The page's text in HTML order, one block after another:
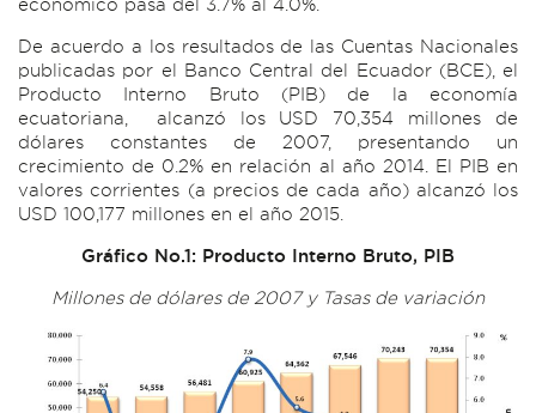
De acuerdo a los resultados de las Cuentas Nacionales
publicadas por el Banco Central del Ecuador (BCE), el
Producto Interno Bruto (PIB) de la economía
ecuatoriana, alcanzó los USD 70,354 millones de
dólares constantes de 2007, presentando un
crecimiento de 0.2% en relación al año 2014. El PIB en
valores corrientes (a precios de cada año) alcanzó los
USD 100,177 millones en el año 2015.
Gráfico No.1: Producto Interno Bruto, PIB
Millones de dólares de 2007 y Tasas de variación